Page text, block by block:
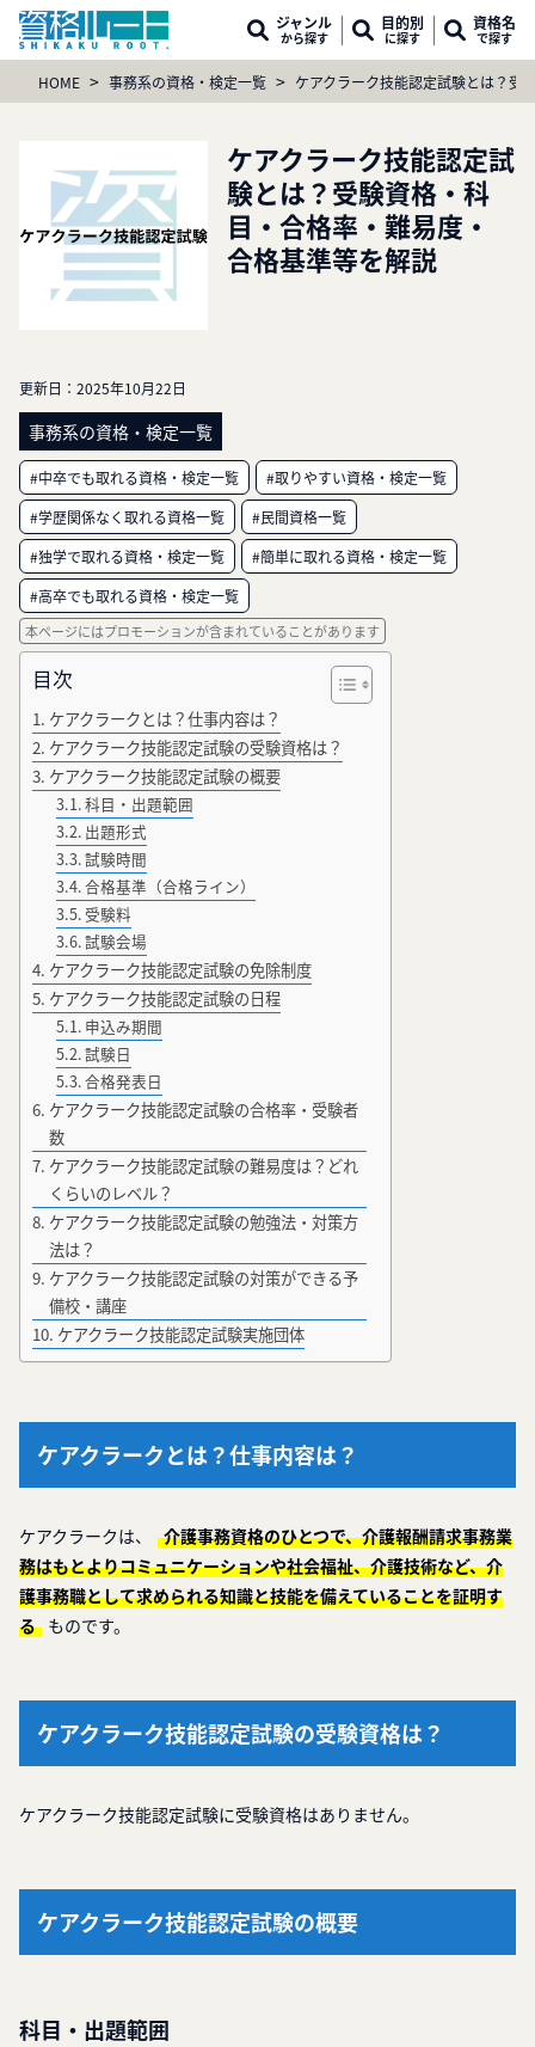
ジャンル
から探す
目的別
に探す
資格名
で探す
HOME > 事務系の資格・検定一覧 > ケアクラーク技能認定試験とは？受
ケアクラーク技能認定試
験とは？受験資格・科
目・合格率・難易度・
合格基準等を解説
更新日： 2025年10月22日
事務系の資格・検定一覧
#中卒でも取れる資格・検定一覧
#取りやすい資格・検定一覧
#学歴関係なく取れる資格一覧
#民間資格一覧
#独学で取れる資格・検定一覧
#簡単に取れる資格・検定一覧
#高卒でも取れる資格・検定一覧
本ページにはプロモーションが含まれていることがあります
目次
ケアクラークとは？仕事内容は？
ケアクラーク技能認定試験の受験資格は？
ケアクラーク技能認定試験の概要
科目・出題範囲
出題形式
試験時間
合格基準（合格ライン）
受験料
試験会場
ケアクラーク技能認定試験の免除制度
ケアクラーク技能認定試験の日程
申込み期間
試験日
合格発表日
ケアクラーク技能認定試験の合格率・受験者
数
ケアクラーク技能認定試験の難易度は？どれ
くらいのレベル？
ケアクラーク技能認定試験の勉強法・対策方
法は？
ケアクラーク技能認定試験の対策ができる予
備校・講座
ケアクラーク技能認定試験実施団体
ケアクラークとは？仕事内容は？
ケアクラークは、
介護事務資格のひとつで、介護報酬請求事務業
務はもとよりコミュニケーションや社会福祉、介護技術など、介
護事務職として求められる知識と技能を備えていることを証明す
る ものです。
ケアクラーク技能認定試験の受験資格は？
ケアクラーク技能認定試験に受験資格はありません。
ケアクラーク技能認定試験の概要
科目・出題範囲